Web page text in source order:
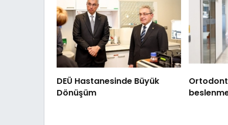
DEÜ Hastanesinde Büyük
Dönüşüm